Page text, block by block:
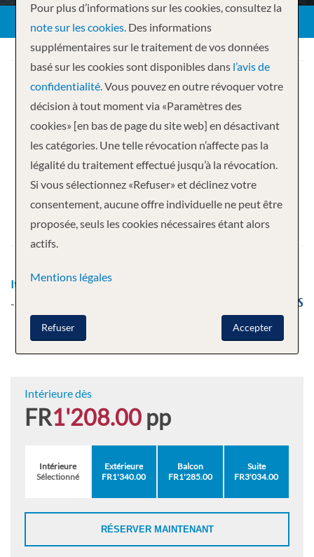
Votre croisière
7 nuitsAzura
Départ
23.10.2026
ItinéraireTenerife - Tenerife - Madère - Agadir
- Arrecife - Tenerife
Intérieure dès
FR1'208.00 pp
Intérieure
Sélectionné
Extérieure
FR1'340.00
Balcon
FR1'285.00
Suite
FR3'034.00
RÉSERVER MAINTENANT
Pour plus d’informations sur les cookies, consultez la
note sur les cookies. Des informations
supplémentaires sur le traitement de vos données
basé sur les cookies sont disponibles dans l’avis de
confidentialité.Vous pouvez en outre révoquer votre
décision à tout moment via «Paramètres des
cookies» [en bas de page du site web] en désactivant
les catégories. Une telle révocation n’affecte pas la
légalité du traitement effectué jusqu’à la révocation.
Si vous sélectionnez «Refuser» et déclinez votre
consentement, aucune offre individuelle ne peut être
proposée, seuls les cookies nécessaires étant alors
actifs.
Mentions légales
Accepter
Refuser